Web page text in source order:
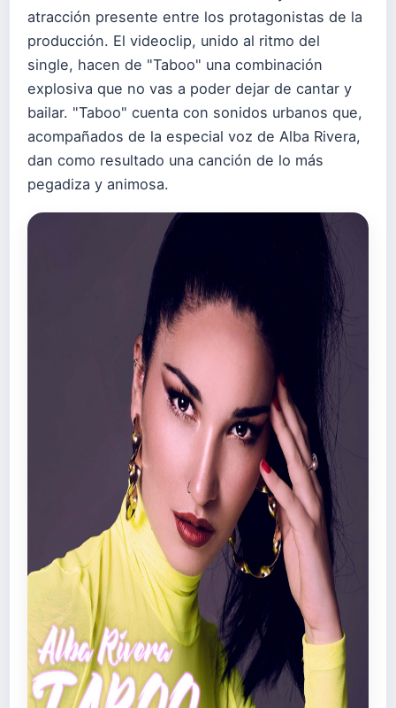
atracción presente entre los protagonistas de la
producción. El videoclip, unido al ritmo del
single, hacen de "Taboo" una combinación
explosiva que no vas a poder dejar de cantar y
bailar. "Taboo" cuenta con sonidos urbanos que,
acompañados de la especial voz de Alba Rivera,
dan como resultado una canción de lo más
pegadiza y animosa.